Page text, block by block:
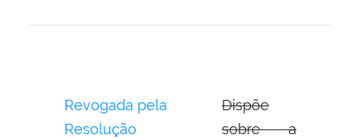
Revogada pela
Resolução
Dispõe
sobre a